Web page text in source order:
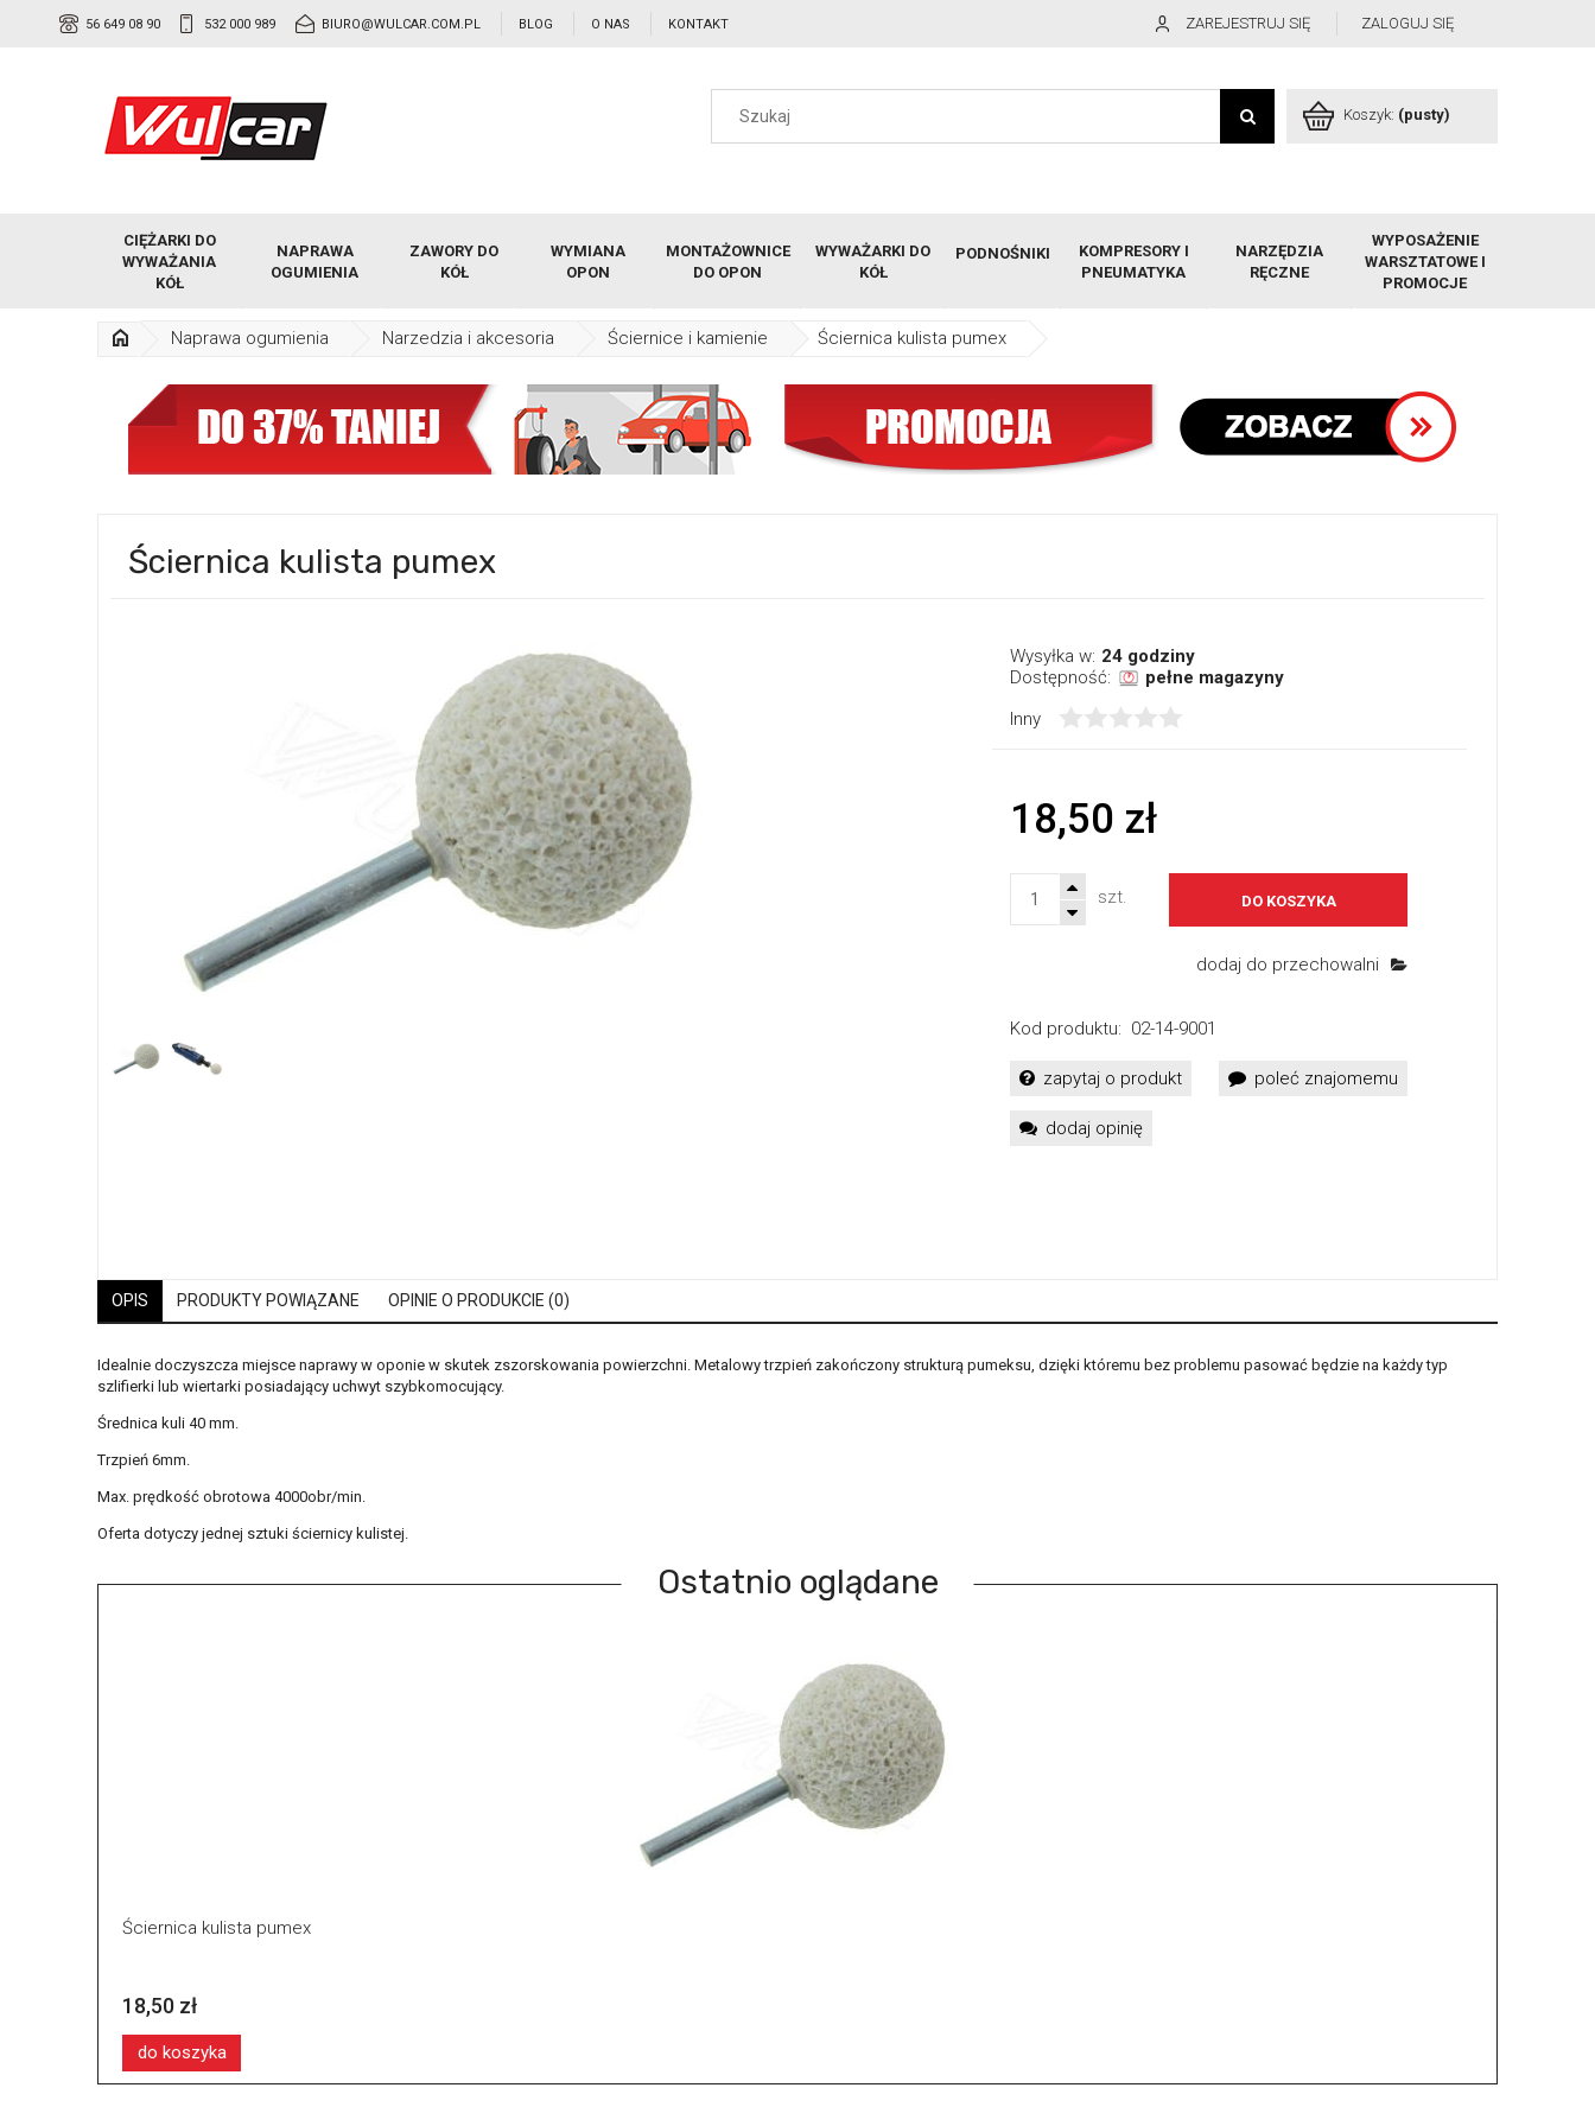
56 649 08 90 532 000 989 BIURO@WULCAR.COM.PL BLOG O NAS KONTAKT ZAREJESTRUJ SIĘ ZALOGUJ SIĘ
Koszyk: (pusty)
CIĘŻARKI DO
WYWAŻANIA
KÓŁ
NAPRAWA
OGUMIENIA
ZAWORY DO
KÓŁ
WYMIANA
OPON
MONTAŻOWNICE
DO OPON
WYWAŻARKI DO
KÓŁ
PODNOŚNIKI
KOMPRESORY I
PNEUMATYKA
NARZĘDZIA
RĘCZNE
WYPOSAŻENIE
WARSZTATOWE I
PROMOCJE
Naprawa ogumienia Narzedzia i akcesoria Ściernice i kamienie Ściernica kulista pumex
Ściernica kulista pumex
Wysyłka w: 24 godziny
Dostępność:
pełne magazyny
Inny
18,50 zł
szt. DO KOSZYKA
dodaj do przechowalni
Kod produktu: 02-14-9001
zapytaj o produkt poleć znajomemu
dodaj opinię
OPIS PRODUKTY POWIĄZANE OPINIE O PRODUKCIE (0)
Idealnie doczyszcza miejsce naprawy w oponie w skutek zszorskowania powierzchni. Metalowy trzpień zakończony strukturą pumeksu, dzięki któremu bez problemu pasować będzie na każdy typ
szlifierki lub wiertarki posiadający uchwyt szybkomocujący.
Średnica kuli 40 mm.
Trzpień 6mm.
Max. prędkość obrotowa 4000obr/min.
Oferta dotyczy jednej sztuki ściernicy kulistej.
Ostatnio oglądane
Ściernica kulista pumex
18,50 zł
do koszyka